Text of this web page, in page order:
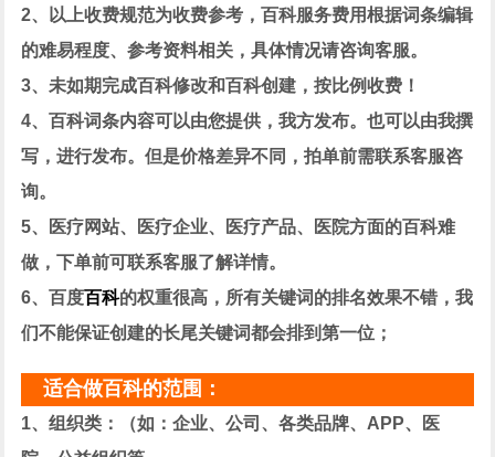
2、以上收费规范为收费参考，百科服务费用根据词条编辑
的难易程度、参考资料相关，具体情况请咨询客服。
3、未如期完成百科修改和百科创建，按比例收费！
4、百科词条内容可以由您提供，我方发布。也可以由我撰
写，进行发布。但是价格差异不同，拍单前需联系客服咨
询。
5、医疗网站、医疗企业、医疗产品、医院方面的百科难
做，下单前可联系客服了解详情。
6、百度百科的权重很高，所有关键词的排名效果不错，我
们不能保证创建的长尾关键词都会排到第一位；
适合做百科的范围：
1、组织类：（如：企业、公司、各类品牌、APP、医